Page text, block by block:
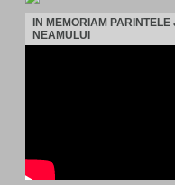
IN MEMORIAM
NEAMULUI